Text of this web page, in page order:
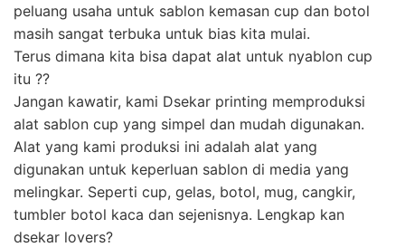
peluang usaha untuk sablon kemasan cup dan botol
masih sangat terbuka untuk bias kita mulai.
Terus dimana kita bisa dapat alat untuk nyablon cup
itu ??
Jangan kawatir, kami Dsekar printing memproduksi
alat sablon cup yang simpel dan mudah digunakan.
Alat yang kami produksi ini adalah alat yang
digunakan untuk keperluan sablon di media yang
melingkar. Seperti cup, gelas, botol, mug, cangkir,
tumbler botol kaca dan sejenisnya. Lengkap kan
dsekar lovers?